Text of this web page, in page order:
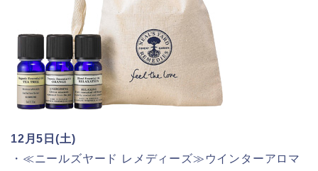
12月5日(土)
・≪ニールズヤード レメディーズ≫ウインターアロマ